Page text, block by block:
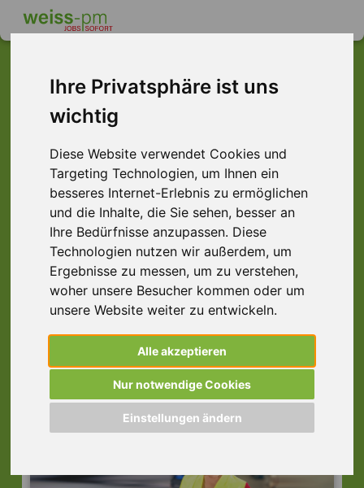
Ihre Privatsphäre ist uns
wichtig
Diese Website verwendet Cookies und
Targeting Technologien, um Ihnen ein
besseres Internet-Erlebnis zu ermöglichen
und die Inhalte, die Sie sehen, besser an
Ihre Bedürfnisse anzupassen. Diese
Technologien nutzen wir außerdem, um
Ergebnisse zu messen, um zu verstehen,
woher unsere Besucher kommen oder um
unsere Website weiter zu entwickeln.
Alle akzeptieren
Nur notwendige Cookies
Einstellungen ändern
Dieser Job ist leider
nicht mehr verfügbar ...
... aber vielleicht ist hier etwas dabei:
Kommissioniererin (w/m/d), Weilbach
63937 Weilbach Unterfr